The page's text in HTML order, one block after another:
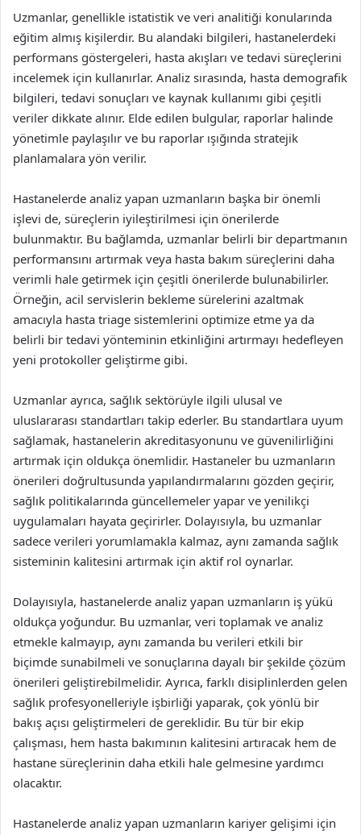
Uzmanlar, genellikle istatistik ve veri analitiği konularında
eğitim almış kişilerdir. Bu alandaki bilgileri, hastanelerdeki
performans göstergeleri, hasta akışları ve tedavi süreçlerini
incelemek için kullanırlar. Analiz sırasında, hasta demografik
bilgileri, tedavi sonuçları ve kaynak kullanımı gibi çeşitli
veriler dikkate alınır. Elde edilen bulgular, raporlar halinde
yönetimle paylaşılır ve bu raporlar ışığında stratejik
planlamalara yön verilir.
Hastanelerde analiz yapan uzmanların başka bir önemli
işlevi de, süreçlerin iyileştirilmesi için önerilerde
bulunmaktır. Bu bağlamda, uzmanlar belirli bir departmanın
performansını artırmak veya hasta bakım süreçlerini daha
verimli hale getirmek için çeşitli önerilerde bulunabilirler.
Örneğin, acil servislerin bekleme sürelerini azaltmak
amacıyla hasta triage sistemlerini optimize etme ya da
belirli bir tedavi yönteminin etkinliğini artırmayı hedefleyen
yeni protokoller geliştirme gibi.
Uzmanlar ayrıca, sağlık sektörüyle ilgili ulusal ve
uluslararası standartları takip ederler. Bu standartlara uyum
sağlamak, hastanelerin akreditasyonunu ve güvenilirliğini
artırmak için oldukça önemlidir. Hastaneler bu uzmanların
önerileri doğrultusunda yapılandırmalarını gözden geçirir,
sağlık politikalarında güncellemeler yapar ve yenilikçi
uygulamaları hayata geçirirler. Dolayısıyla, bu uzmanlar
sadece verileri yorumlamakla kalmaz, aynı zamanda sağlık
sisteminin kalitesini artırmak için aktif rol oynarlar.
Dolayısıyla, hastanelerde analiz yapan uzmanların iş yükü
oldukça yoğundur. Bu uzmanlar, veri toplamak ve analiz
etmekle kalmayıp, aynı zamanda bu verileri etkili bir
biçimde sunabilmeli ve sonuçlarına dayalı bir şekilde çözüm
önerileri geliştirebilmelidir. Ayrıca, farklı disiplinlerden gelen
sağlık profesyonelleriyle işbirliği yaparak, çok yönlü bir
bakış açısı geliştirmeleri de gereklidir. Bu tür bir ekip
çalışması, hem hasta bakımının kalitesini artıracak hem de
hastane süreçlerinin daha etkili hale gelmesine yardımcı
olacaktır.
Hastanelerde analiz yapan uzmanların kariyer gelişimi için